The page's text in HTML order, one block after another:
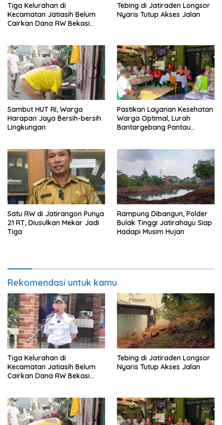
Tiga Kelurahan di
Kecamatan Jatiasih Belum
Cairkan Dana RW Bekasi
Tebing di Jatiraden Longsor
Nyaris Tutup Akses Jalan
Sambut HUT RI, Warga
Harapan Jaya Bersih-bersih
Lingkungan
Pastikan Layanan Kesehatan
Warga Optimal, Lurah
Bantargebang Pantau
Satu RW di Jatirangon Punya
21 RT, Diusulkan Mekar Jadi
Tiga
Rampung Dibangun, Polder
Bulak Tinggi Jatirahayu Siap
Hadapi Musim Hujan
Rekomendasi untuk kamu
Tiga Kelurahan di
Kecamatan Jatiasih Belum
Cairkan Dana RW Bekasi
Tebing di Jatiraden Longsor
Nyaris Tutup Akses Jalan